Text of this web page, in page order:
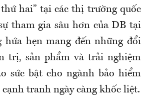
hai” tại các thị trường quốc
tham gia sâu hơn của DB tại
hứa hẹn mang đến những đổi
trị, sản phẩm và trải nghiệm
sức bật cho ngành bảo hiểm
tranh ngày càng khốc liệt.